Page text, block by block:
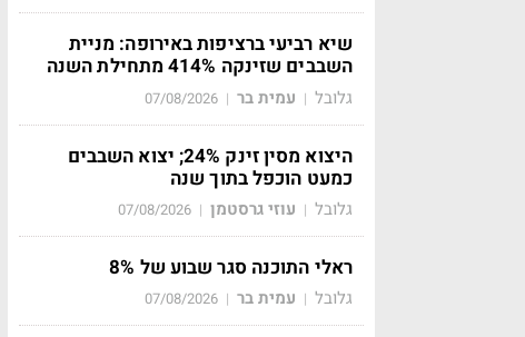
שיא רביעי ברציפות באירופה: מניית
השבבים שזינקה 414% מתחילת השנה
גלובל | עמית בר |
07/08/2026
היצוא מסין זינק 24%; יצוא השבבים
כמעט הוכפל בתוך שנה
גלובל | עוזי גרסטמן |
07/08/2026
ראלי התוכנה סגר שבוע של 8%
גלובל | עמית בר |
07/08/2026